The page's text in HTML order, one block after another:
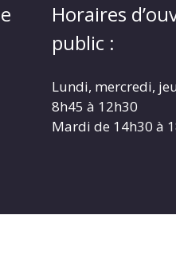
Horaires
public :
Lundi, mercredi,
8h45 à 12h30
Mardi de 14h30 à